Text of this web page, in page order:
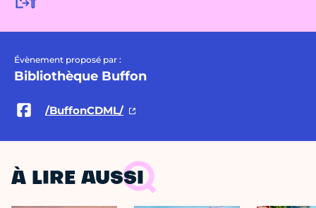
Évènement proposé par :
Bibliothèque Buffon
/BuffonCDML/
À LIRE AUSSI